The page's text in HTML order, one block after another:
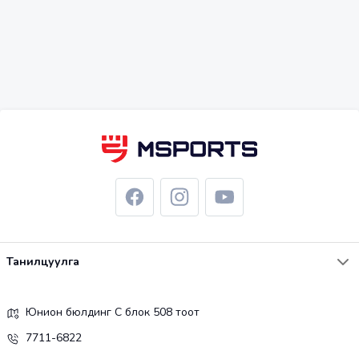
Танилцуулга
Юнион бюлдинг С блок 508 тоот
7711-6822